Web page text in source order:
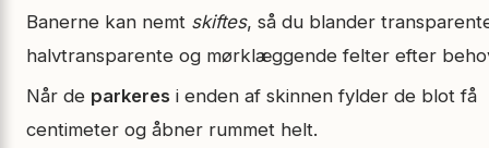
Banerne kan nemt skiftes, så du blander
halvtransparente og mørklæggende felter efter
Når de parkeres i enden af skinnen fylder de blot få
centimeter og åbner rummet helt.